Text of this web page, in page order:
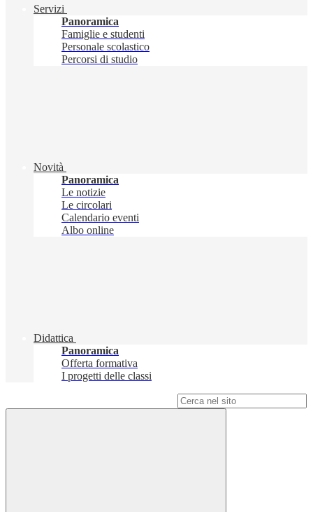
Servizi
Panoramica
Famiglie e studenti
Personale scolastico
Percorsi di studio
Novità
Panoramica
Le notizie
Le circolari
Calendario eventi
Albo online
Didattica
Panoramica
Offerta formativa
I progetti delle classi